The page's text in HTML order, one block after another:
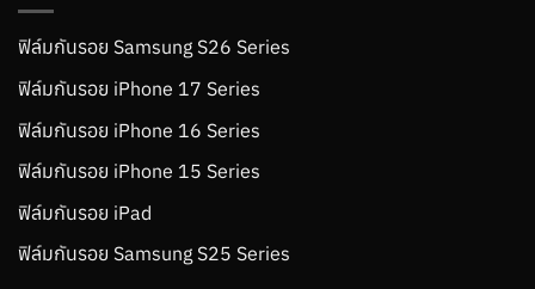
ฟิล์มกันรอย Samsung S26 Series
ฟิล์มกันรอย iPhone 17 Series
ฟิล์มกันรอย iPhone 16 Series
ฟิล์มกันรอย iPhone 15 Series
ฟิล์มกันรอย iPad
ฟิล์มกันรอย Samsung S25 Series